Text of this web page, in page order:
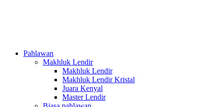
Pahlawan
Makhluk Lendir
Makhluk Lendir
Makhluk Lendir Kristal
Juara Kenyal
Master Lendir